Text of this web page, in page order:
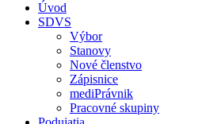
Úvod
SDVS
Výbor
Stanovy
Nové členstvo
Zápisnice
mediPrávnik
Pracovné skupiny